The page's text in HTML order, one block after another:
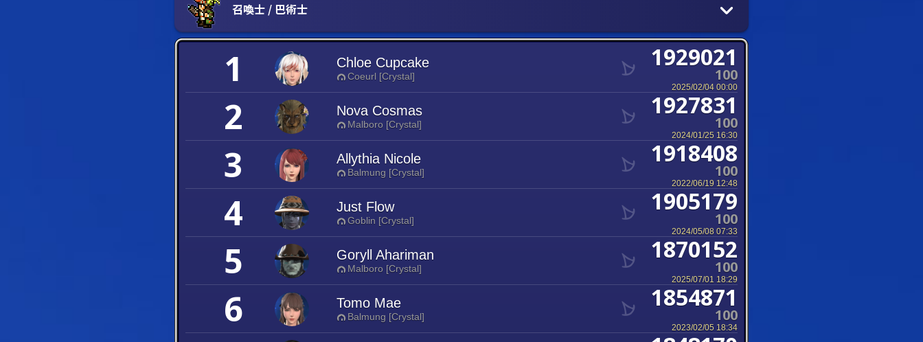
召喚士 / 巴術士
1 Chloe Cupcake
Coeurl [Crystal]
1929021
100
2025/02/04 00:00
2 Nova Cosmas
Malboro [Crystal]
1927831
100
2024/01/25 16:30
3 Allythia Nicole
Balmung [Crystal]
1918408
100
2022/06/19 12:48
4 Just Flow
Goblin [Crystal]
1905179
100
2024/05/08 07:33
5 Goryll Ahariman
Malboro [Crystal]
1870152
100
2025/07/01 18:29
6 Tomo Mae
Balmung [Crystal]
1854871
100
2023/02/05 18:34